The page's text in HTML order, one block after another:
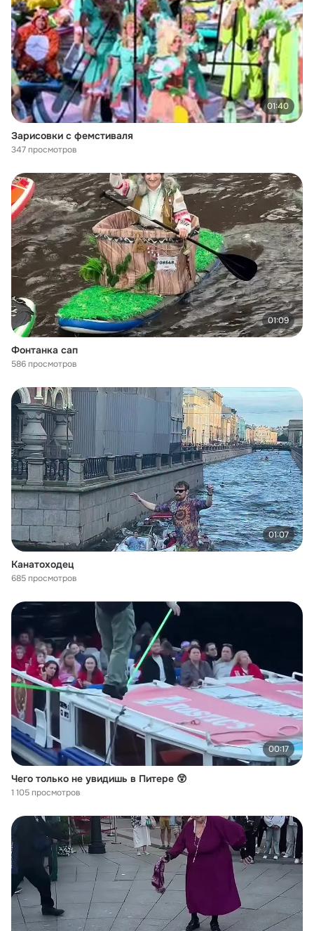
01:40
Зарисовки с фемстиваля
347 просмотров
01:09
Фонтанка сап
586 просмотров
01:07
Канатоходец
685 просмотров
00:17
Чего только не увидишь в Питере 😲
1 105 просмотров